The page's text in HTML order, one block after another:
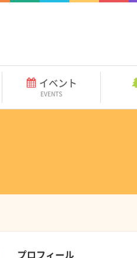
イベント
EVENTS
プロフィール